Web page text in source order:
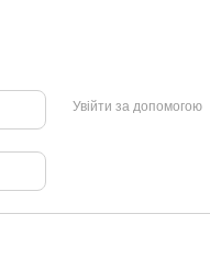
Увійти за допомогою